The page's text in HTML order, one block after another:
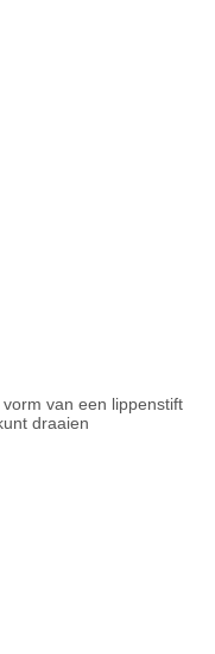
van een lippenstift
draaien